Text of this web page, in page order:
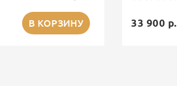
В КОРЗИНУ 33 900 р.